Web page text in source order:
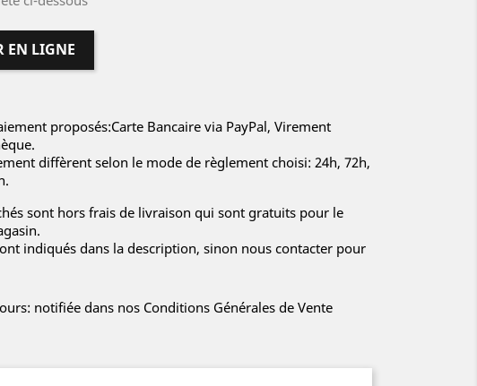
EN LIGNE
proposés:Carte Bancaire via PayPal, Virement
diffèrent selon le mode de règlement choisi: 24h, 72h,
sont hors frais de livraison qui sont gratuits pour le
indiqués dans la description, sinon nous contacter pour
notifiée dans nos Conditions Générales de Vente